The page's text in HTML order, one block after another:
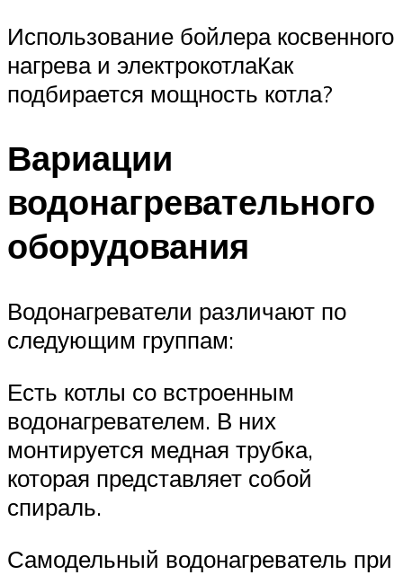
Использование бойлера косвенного
нагрева и электрокотлаКак
подбирается мощность котла?
Вариации
водонагревательного
оборудования
Водонагреватели различают по
следующим группам:
Есть котлы со встроенным
водонагревателем. В них
монтируется медная трубка,
которая представляет собой
спираль.
Самодельный водонагреватель при